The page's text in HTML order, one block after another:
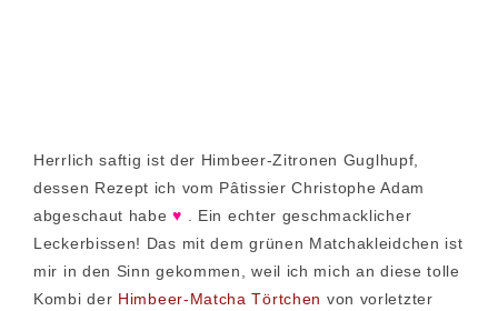
Herrlich saftig ist der Himbeer-Zitronen Guglhupf,
dessen Rezept ich vom Pâtissier Christophe Adam
abgeschaut habe♥ . Ein echter geschmacklicher
Leckerbissen! Das mit dem grünen Matchakleidchen ist
mir in den Sinn gekommen, weil ich mich an diese tolle
Kombi der Himbeer-Matcha Törtchen von vorletzter